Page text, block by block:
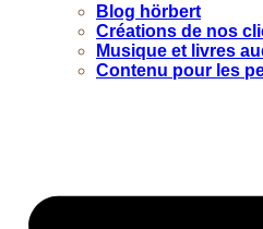
Blog hörbert
Créations de nos
Musique et livres
Contenu pour les